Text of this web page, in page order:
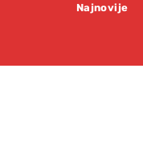
Najnovije